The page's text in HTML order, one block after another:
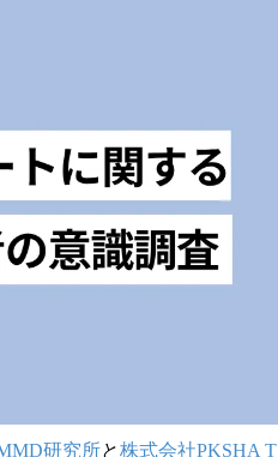
み
中
で
研究所と株式会社PKSHA T